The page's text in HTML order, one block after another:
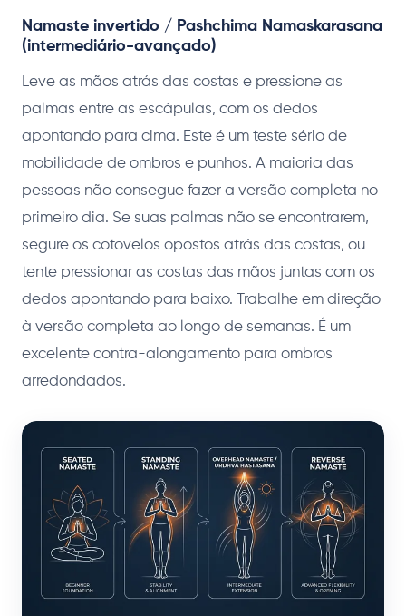
Namaste invertido / Pashchima Namaskarasana
(intermediário-avançado)
Leve as mãos atrás das costas e pressione as
palmas entre as escápulas, com os dedos
apontando para cima. Este é um teste sério de
mobilidade de ombros e punhos. A maioria das
pessoas não consegue fazer a versão completa no
primeiro dia. Se suas palmas não se encontrarem,
segure os cotovelos opostos atrás das costas, ou
tente pressionar as costas das mãos juntas com os
dedos apontando para baixo. Trabalhe em direção
à versão completa ao longo de semanas. É um
excelente contra-alongamento para ombros
arredondados.